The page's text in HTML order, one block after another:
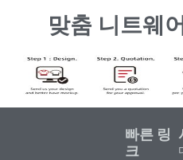
맞춤 니트웨
빠른 링
크